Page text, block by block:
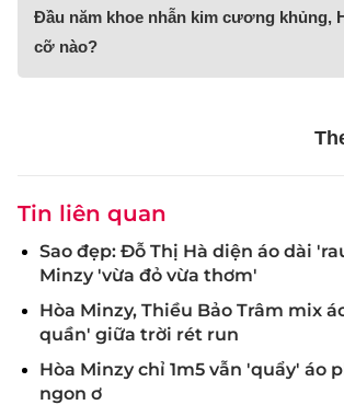
Đầu năm khoe nhẫn kim cương khủng,
cỡ nào?
Tin liên quan
Sao đẹp: Đỗ Thị Hà diện áo dài
Minzy 'vừa đỏ vừa thơm'
Hòa Minzy, Thiều Bảo Trâm mix
quần' giữa trời rét run
Hòa Minzy chỉ 1m5 vẫn 'quẩy' áo
ngon ơ